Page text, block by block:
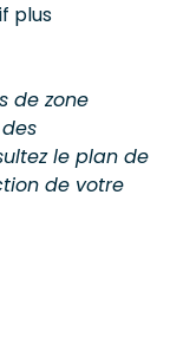
plus
de zone
le plan de
de votre